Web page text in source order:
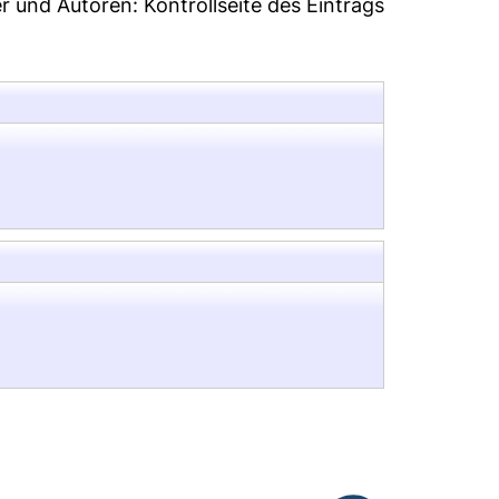
und Autoren: Kontrollseite des Eintrags